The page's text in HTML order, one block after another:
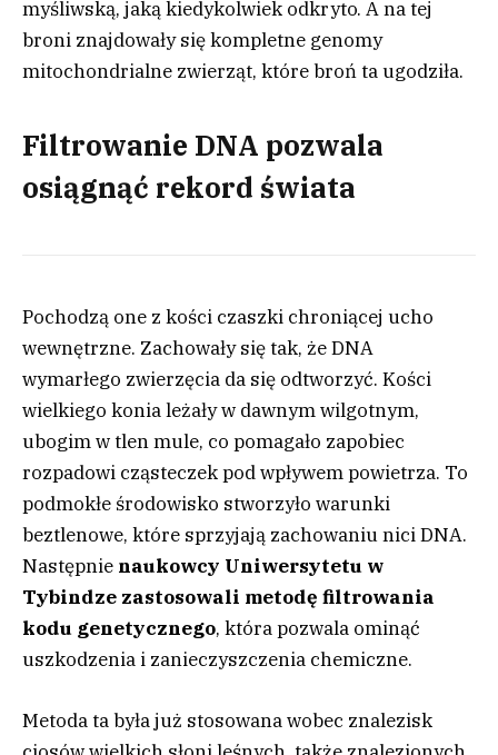
myśliwską, jaką kiedykolwiek odkryto. A na tej
broni znajdowały się kompletne genomy
mitochondrialne zwierząt, które broń ta ugodziła.
Filtrowanie DNA pozwala
osiągnąć rekord świata
Pochodzą one z kości czaszki chroniącej ucho
wewnętrzne. Zachowały się tak, że DNA
wymarłego zwierzęcia da się odtworzyć. Kości
wielkiego konia leżały w dawnym wilgotnym,
ubogim w tlen mule, co pomagało zapobiec
rozpadowi cząsteczek pod wpływem powietrza. To
podmokłe środowisko stworzyło warunki
beztlenowe, które sprzyjają zachowaniu nici DNA.
Następnie naukowcy Uniwersytetu w
Tybindze zastosowali metodę filtrowania
kodu genetycznego, która pozwala ominąć
uszkodzenia i zanieczyszczenia chemiczne.
Metoda ta była już stosowana wobec znalezisk